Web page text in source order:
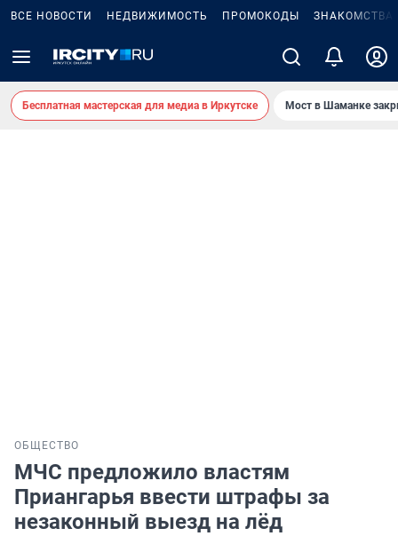
ВСЕ НОВОСТИ НЕДВИЖИМОСТЬ ПРОМОКОДЫ ЗНАКОМСТВА
Бесплатная мастерская для медиа в Иркутске Мост в Шаманке
ОБЩЕСТВО
МЧС предложило властям
Приангарья ввести штрафы за
незаконный выезд на лёд